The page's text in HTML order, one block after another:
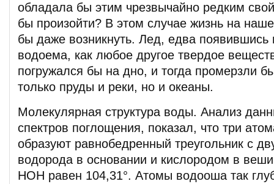
обладала бы этим чрезвычайно редким
бы произойти? В этом случае жизнь на
бы даже возникнуть. Лед, едва появившись
водоема, как любое другое твердое
погружался бы на дно, и тогда промерзли
только пруды и реки, но и океаны.
Молекулярная структура воды. Анализ
спектров поглощения, показал, что три
образуют равнобедренный треугольник с
водорода в основании и кислородом в
НОН равен 104,31°. Атомы водооша так